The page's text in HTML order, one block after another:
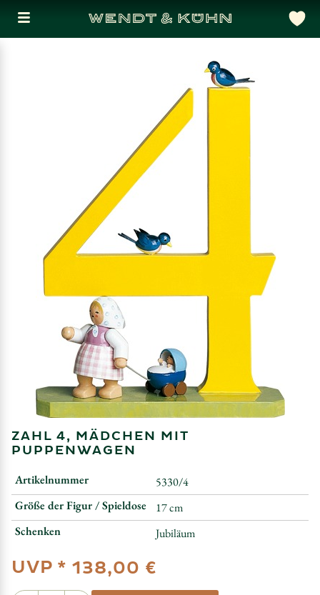
ZAHL 4, MÄDCHEN MIT
PUPPENWAGEN
Artikelnummer
5330/4
Größe der Figur / Spieldose
17 cm
Schenken
Jubiläum
UVP * 138,00 €